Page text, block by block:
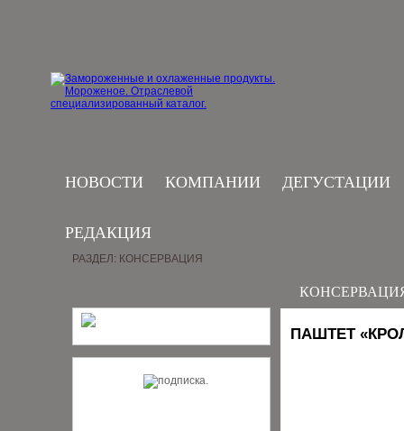
НОВОСТИ КОМПАНИИ ДЕГУСТАЦИИ
РЕДАКЦИЯ
РАЗДЕЛ: КОНСЕРВАЦИЯ
ПАШТЕТ